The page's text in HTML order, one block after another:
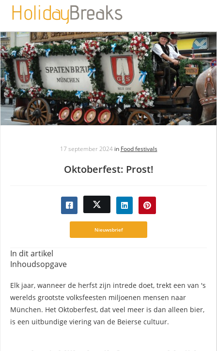
17 september 2024 in Food festivals
Oktoberfest: Prost!
Nieuwsbrief
In dit artikel
Inhoudsopgave
Elk jaar, wanneer de herfst zijn intrede doet, trekt een van 's
werelds grootste volksfeesten miljoenen mensen naar
München. Het Oktoberfest, dat veel meer is dan alleen bier,
is een uitbundige viering van de Beierse cultuur.